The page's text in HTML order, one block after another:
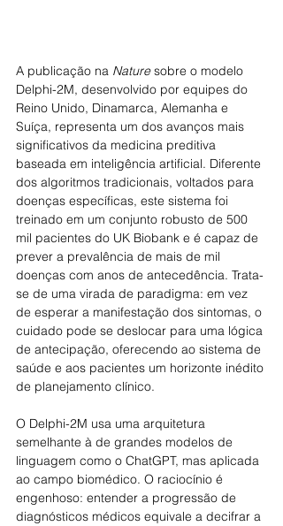
A publicação na Nature sobre o modelo
Delphi-2M, desenvolvido por equipes do
Reino Unido, Dinamarca, Alemanha e
Suíça, representa um dos avanços mais
significativos da medicina preditiva
baseada em inteligência artificial. Diferente
dos algoritmos tradicionais, voltados para
doenças específicas, este sistema foi
treinado em um conjunto robusto de 500
mil pacientes do UK Biobank e é capaz de
prever a prevalência de mais de mil
doenças com anos de antecedência. Trata-
se de uma virada de paradigma: em vez
de esperar a manifestação dos sintomas, o
cuidado pode se deslocar para uma lógica
de antecipação, oferecendo ao sistema de
saúde e aos pacientes um horizonte inédito
de planejamento clínico.
O Delphi-2M usa uma arquitetura
semelhante à de grandes modelos de
linguagem como o ChatGPT, mas aplicada
ao campo biomédico. O raciocínio é
engenhoso: entender a progressão de
diagnósticos médicos equivale a decifrar a